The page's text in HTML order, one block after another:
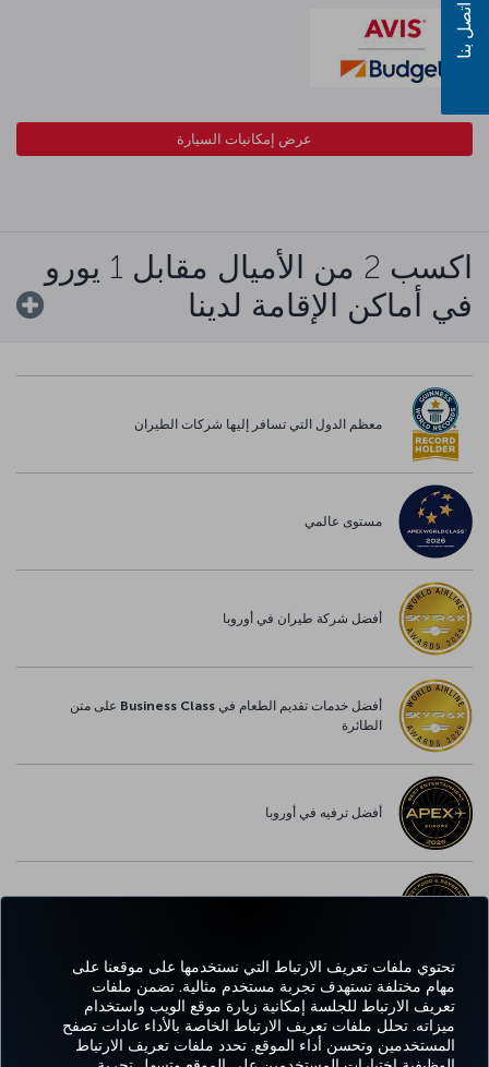
تحتوي ملفات تعريف الارتباط التي نستخدمها على موقعنا على
مهام مختلفة تستهدف تجربة مستخدم مثالية. تضمن ملفات
تعريف الارتباط للجلسة إمكانية زيارة موقع الويب واستخدام
ميزاته. تحلل ملفات تعريف الارتباط الخاصة بالأداء عادات تصفح
المستخدمين وتحسن أداء الموقع. تحدد ملفات تعريف الارتباط
عرض إمكانيات السيارة
اكسب 2 من الأميال مقابل 1 يورو
في أماكن الإقامة لدينا
معظم الدول التي تسافر إليها شركات الطيران
مستوى عالمي
أفضل شركة طيران في أوروبا
أفضل خدمات تقديم الطعام في Business Class على متن
الطائرة
أفضل ترفيه في أوروبا
Facebook
Twitter
Instagram
YouTube
LinkedIn
تيك توك
Blog
Pinterest
اتصل بنا